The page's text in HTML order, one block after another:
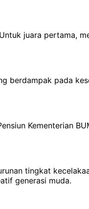
juara pertama,
berdampak pada
Kementerian
tingkat
generasi muda.